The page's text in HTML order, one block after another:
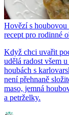
Hovězí s
recept pro rodinné
Když chci uvařit
udělá radost všem
houbách s
není přehnaně
maso, jemná
a petrželky.